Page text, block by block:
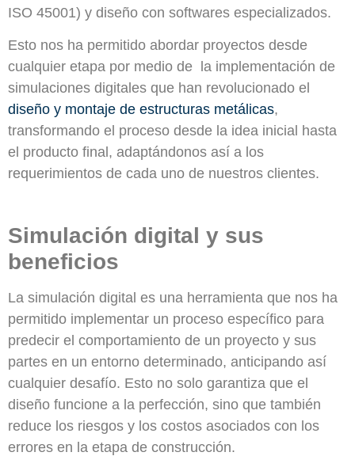
ISO 45001) y diseño con softwares especializados.
Esto nos ha permitido abordar proyectos desde
cualquier etapa por medio de la implementación de
simulaciones digitales que han revolucionado el
diseño y montaje de estructuras metálicas,
transformando el proceso desde la idea inicial hasta
el producto final, adaptándonos así a los
requerimientos de cada uno de nuestros clientes.
Simulación digital y sus
beneficios
La simulación digital es una herramienta que nos ha
permitido implementar un proceso específico para
predecir el comportamiento de un proyecto y sus
partes en un entorno determinado, anticipando así
cualquier desafío. Esto no solo garantiza que el
diseño funcione a la perfección, sino que también
reduce los riesgos y los costos asociados con los
errores en la etapa de construcción.